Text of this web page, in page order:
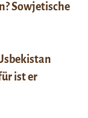
Sowjetische
ist er